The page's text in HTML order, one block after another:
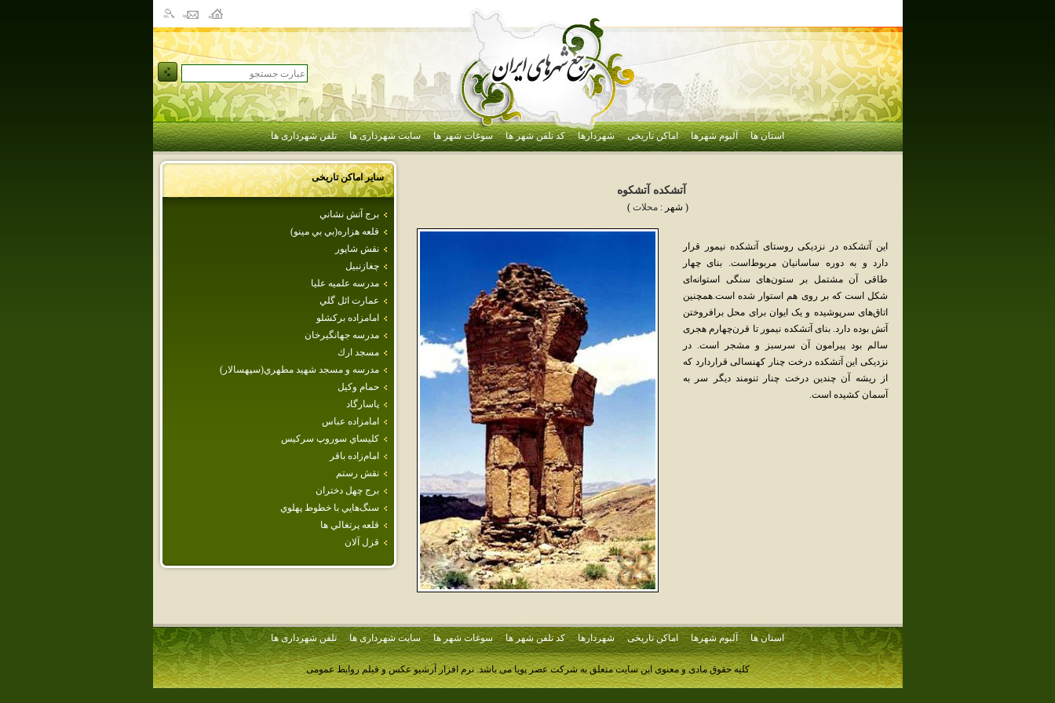
استان ها آلبوم شهرها اماکن تاریخی شهردارها کد تلفن شهر ها سوغات شهر ها سایت شهرداری ها تلفن شهرداری ها
سایر اماکن تاریخی
برج آتش نشاني
قلعه هزاره(بي بي مينو)
نقش شاپور
چغازنبيل
مدرسه علميه عليا
عمارت ائل گلي
امامزاده بركشلو
مدرسه‌ جهانگيرخان‌
مسجد ارك
مدرسه و مسجد شهيد مطهري(سپهسالار)
حمام وكيل
پاسارگاد
امامزاده‌ عباس‌
كليساي سوروپ سركيس
امام‌زاده‌ باقر
نقش رستم
برج‌ چهل‌ دختران‌
سنگ‌هايي‌ با خطوط‌ پهلوي‌
قلعه پرتغالي ها
قزل آلان
آتشكده‌ آتشكوه
( شهر : محلات )
این‌ آتشکده‌ در نزدیکی‌ روستای‌ آتشکده‌ نیمور قرار
دارد و به‌ دوره‌ ساسانیان‌ مربوط‌است‌. بنای‌ چهار
طاقی‌ آن‌ مشتمل‌ بر ستون‌های‌ سنگی‌ استوانه‌ای‌
شکل‌ است‌ که‌ بر روی‌ هم‌ استوار شده‌ است‌.همچنین‌
اتاق‌های‌ سرپوشیده‌ و یک‌ ایوان‌ برای‌ محل‌ برافروختن‌
آتش‌ بوده‌ دارد. بنای‌ آتشکده‌ نیمور تا قرن‌چهارم‌ هجری‌
سالم‌ بود پیرامون‌ آن‌ سرسبز و مشجر است‌. در
نزدیکی‌ این‌ آتشکده‌ درخت‌ چنار کهنسالی‌ قراردارد که‌
از ریشه‌ آن‌ چندین‌ درخت‌ چنار تنومند دیگر سر به‌
آسمان‌ کشیده‌ است‌.
استان ها آلبوم شهرها اماکن تاریخی شهردارها کد تلفن شهر ها سوغات شهر ها سایت شهرداری ها تلفن شهرداری ها
کلیه حقوق مادی و معنوی این سایت متعلق به شرکت عصر پویا می باشد.نرم افزار آرشیو عکس و فیلم روابط عمومی